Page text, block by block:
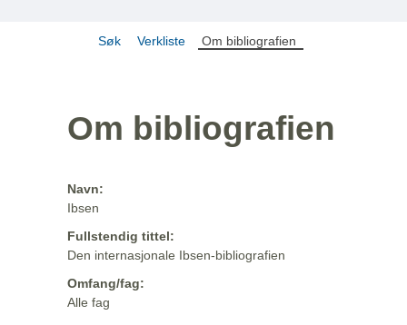
Søk Verkliste Om bibliografien
Om bibliografien
Navn:
Ibsen
Fullstendig tittel:
Den internasjonale Ibsen-bibliografien
Omfang/fag:
Alle fag